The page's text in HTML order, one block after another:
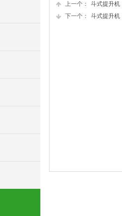
上一个：
斗式提升机
下一个：
斗式提升机